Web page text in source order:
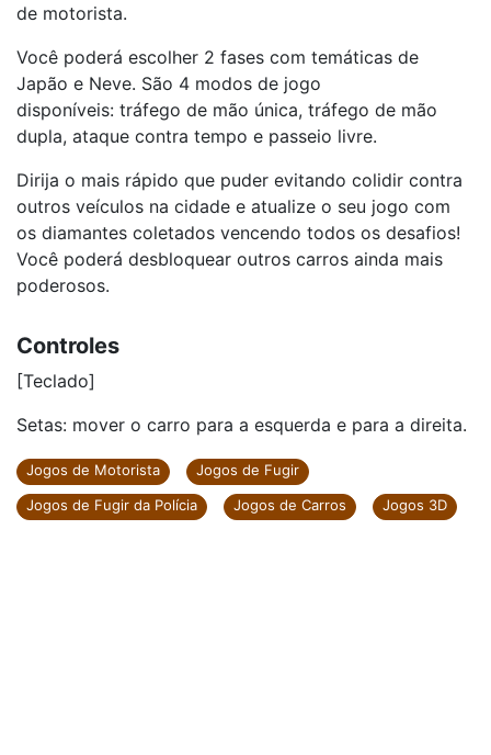
de motorista.
Você poderá escolher 2 fases com temáticas de
Japão e Neve. São 4 modos de jogo
disponíveis: tráfego de mão única, tráfego de mão
dupla, ataque contra tempo e passeio livre.
Dirija o mais rápido que puder evitando colidir contra
outros veículos na cidade e atualize o seu jogo com
os diamantes coletados vencendo todos os desafios!
Você poderá desbloquear outros carros ainda mais
poderosos.
Controles
[Teclado]
Setas: mover o carro para a esquerda e para a direita.
Jogos de Motorista
Jogos de Fugir
Jogos de Fugir da Polícia
Jogos de Carros Jogos 3D